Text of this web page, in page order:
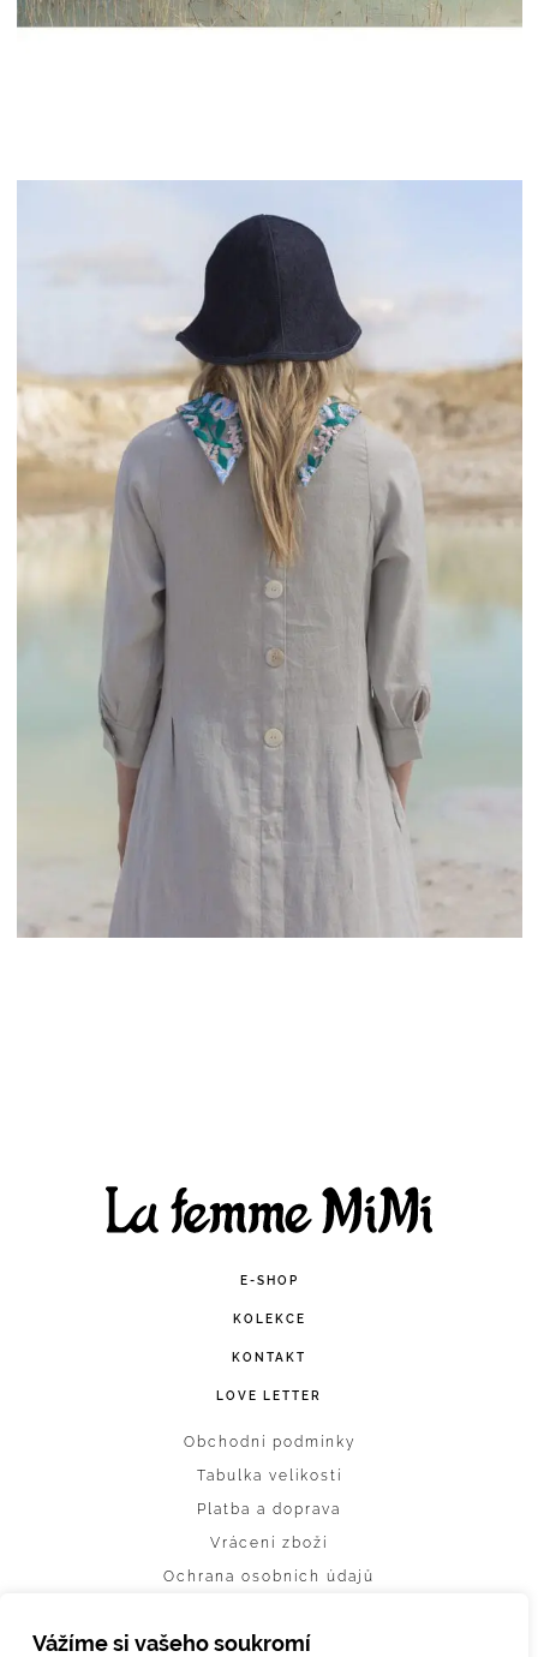
Vážíme si vašeho soukromí
E-SHOP
KOLEKCE
KONTAKT
LOVE LETTER
Obchodní podmínky
Tabulka velikostí
Platba a doprava
Vrácení zboží
Ochrana osobních údajů